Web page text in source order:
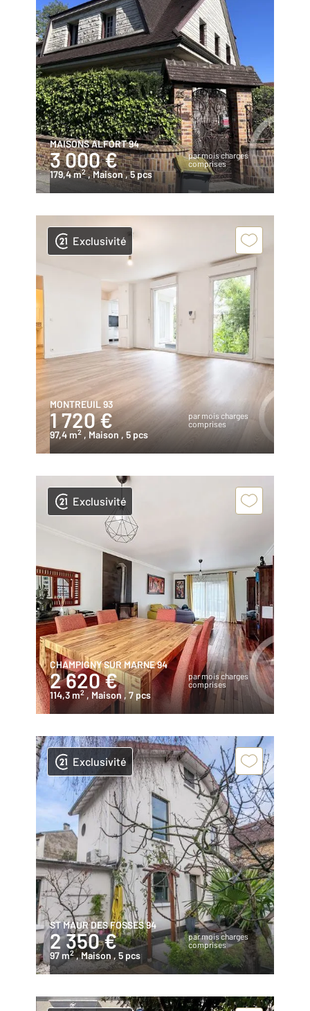
MAISONS ALFORT 94
3 000 €
par mois charges
comprises
179,4 m2 , Maison, 5 pcs
Exclusivité
MONTREUIL 93
1 720 €
par mois charges
comprises
97,4 m2 , Maison , 5 pcs
Exclusivité
CHAMPIGNY SUR MARNE 94
2 620 €
par mois charges
comprises
114,3 m2 , Maison , 7 pcs
Exclusivité
ST MAUR DES FOSSES 94
2 350 €
par mois charges
comprises
97 m2 , Maison , 5 pcs